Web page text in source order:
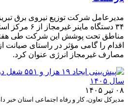
مدیرعامل شرکت توزیع نیروی برق
۳۴ دستگاه
مناطق تحت پوشش این شرکت طی هفته
اقدام را گامی مؤثر در راستای صیانت
مصارف غیرمجاز انرژی عنوان کرد.
۰۸ تیر ۱۴۰۵
مدیرکل تعاون، کار و رفاه اجتماعی استان خبر